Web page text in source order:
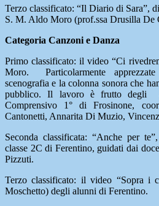
Terzo classificato: “Il Diario di Sara”,
S. M. Aldo Moro (prof.ssa Drusilla De
Categoria Canzoni e Danza
Primo classificato: il video “Ci
Moro. Particolarmente
scenografia e la colonna sonora che
pubblico. Il lavoro è frutto degli
Comprensivo 1° di Frosinone,
Cantonetti, Annarita Di Muzio,
Seconda classificata: “Anche per
classe 2C di Ferentino, guidati dai
Pizzuti.
Terzo classificato: il video “Sopra i
Moschetto) degli alunni di Ferentino.